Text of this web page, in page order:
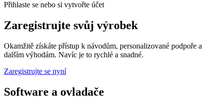
Přihlaste se nebo si vytvořte účet
Zaregistrujte svůj výrobek
Okamžitě získáte přístup k návodům, personalizované podpoře a
dalším výhodám. Navíc je to rychlé a snadné.
Zaregistrujte se nyní
Software a ovladače